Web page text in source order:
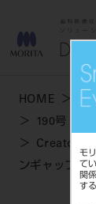
モ
て
関
す
HOME 学
190号
Creator’s
ンギャップに
お問い合わせ
商品について
セミナーにつ
友の会につ
ご開業につ
会